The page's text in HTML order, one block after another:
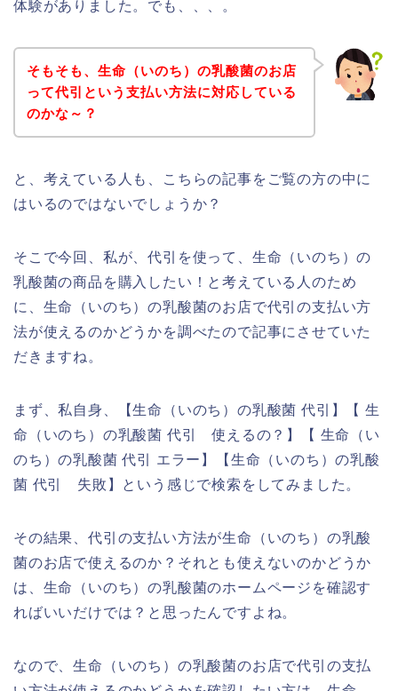
体験がありました。でも、、、。
そもそも、生命（いのち）の乳酸菌のお店
って代引という支払い方法に対応している
のかな～？
と、考えている人も、こちらの記事をご覧の方の中に
はいるのではないでしょうか？
そこで今回、私が、代引を使って、生命（いのち）の
乳酸菌の商品を購入したい！と考えている人のため
に、生命（いのち）の乳酸菌のお店で代引の支払い方
法が使えるのかどうかを調べたので記事にさせていた
だきますね。
まず、私自身、【生命（いのち）の乳酸菌 代引】【 生
命（いのち）の乳酸菌 代引 使えるの？】【 生命（い
のち）の乳酸菌 代引 エラー】【生命（いのち）の乳酸
菌 代引 失敗】という感じで検索をしてみました。
その結果、代引の支払い方法が生命（いのち）の乳酸
菌のお店で使えるのか？それとも使えないのかどうか
は、生命（いのち）の乳酸菌のホームページを確認す
ればいいだけでは？と思ったんですよね。
なので、生命（いのち）の乳酸菌のお店で代引の支払